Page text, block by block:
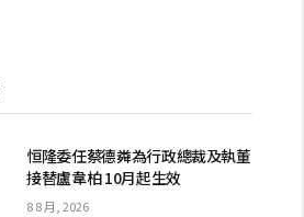
恒隆委任蔡德粦為行政總裁及執董
接替盧韋柏 10月起生效
8 8 月, 2026